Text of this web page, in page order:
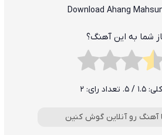
Download Ahang
شما به این آهنگ؟
کلی:1.5 / 5. تعداد رای: 2
آهنگ رو آنلاین گوش کنین